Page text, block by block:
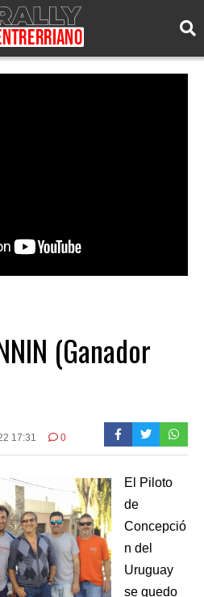
(Ganador
17:31 0
El Piloto
de
Concepció
n del
Uruguay
se quedo